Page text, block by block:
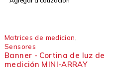
Matrices de medicion
Sensores
Banner - Cortina de luz de
medición MINI-ARRAY